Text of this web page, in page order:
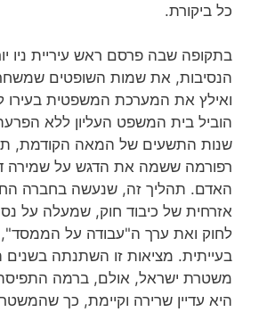
כל ביקורת.
בתקופה שבה פרסם ראש עיריית ניו
הנסיבות, את שמות השופטים
ואילץ את המערכת המשפטית בעירו
הוביל בית המשפט העליון ללא
שנות התשעים של המאה הקודמת,
רפורמה ששמה את הדגש על שמירה
האדם. תהליך זה, שנעשה בחברה
אזרחית של כיבוד חוק, שמעלה על
לחוק ואת ערך ה"עבודה על הממסד",
בעייתית. מציאות זו השתנתה בשנים
משטרת ישראל, אולם, ברמה
היא עדיין שרירה וקיימת, כך